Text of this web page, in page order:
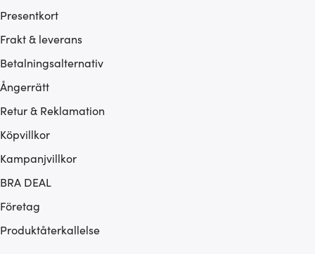
Presentkort
Frakt & leverans
Betalningsalternativ
Ångerrätt
Retur & Reklamation
Köpvillkor
Kampanjvillkor
BRA DEAL
Företag
Produktåterkallelse